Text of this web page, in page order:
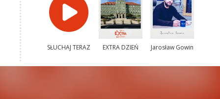
SŁUCHAJ TERAZ EXTRA DZIEŃ Jarosław Gowin